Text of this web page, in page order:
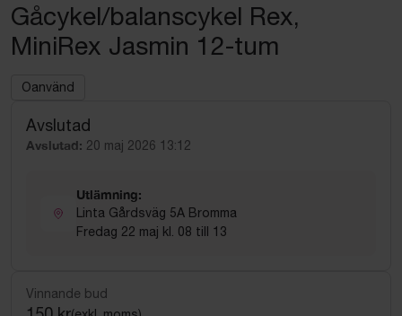
Gåcykel/balanscykel Rex,
MiniRex Jasmin 12-tum
Oanvänd
Avslutad
Avslutad: 20 maj 2026 13:12
Utlämning:
Linta Gårdsväg 5A Bromma
Fredag 22 maj kl. 08 till 13
Vinnande bud